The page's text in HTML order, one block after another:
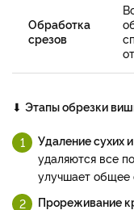
Обработка
срезов
⬇ Этапы обрезки
Удаление сухих
удаляются все
улучшает общее
Прореживание